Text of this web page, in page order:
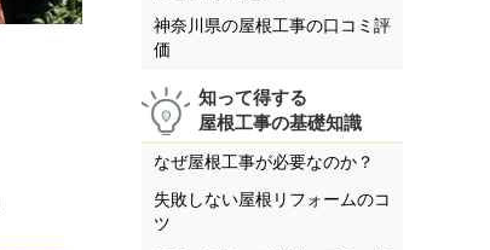
神奈川県の屋根工事の口コミ評
価
知って得する
屋根工事の基礎知識
なぜ屋根工事が必要なのか？
失敗しない屋根リフォームのコ
ツ